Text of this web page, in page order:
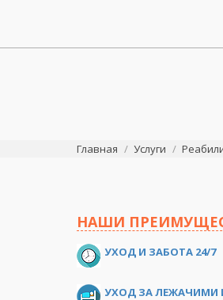
Вы здесь:
Главная Услуги
НАШИ
УХОД И ЗАБОТА 24/7
УХОД ЗА ЛЕЖАЧИМИ